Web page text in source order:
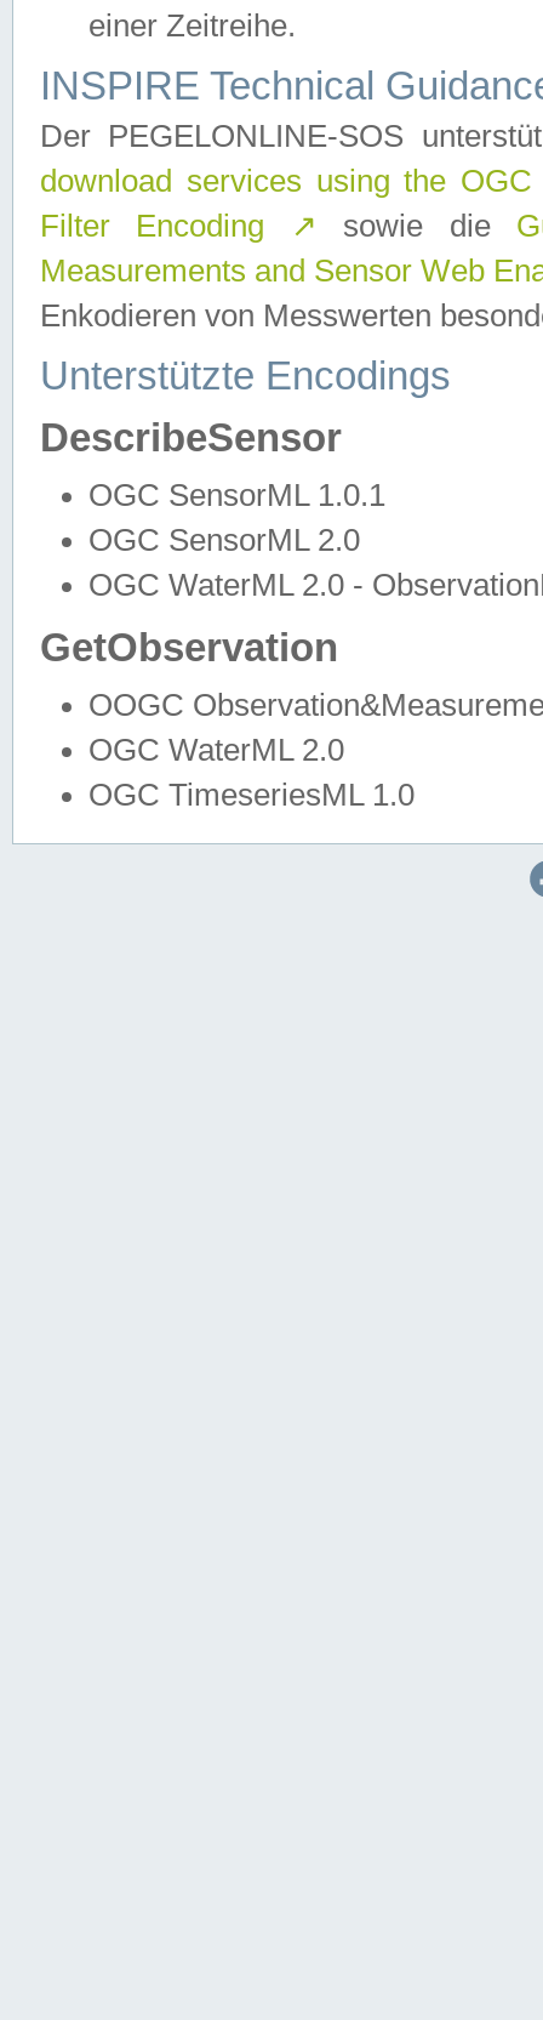
einer Zeitreihe.
INSPIRE Technical
Der PEGELONLINE-SOS
download services using the
Filter Encoding
↗ sowie die
Measurements and Sensor Web
Enkodieren von Messwerten
Unterstützte Encodings
DescribeSensor
OGC SensorML 1.0.1
OGC SensorML 2.0
OGC WaterML 2.0 -
GetObservation
OOGC
OGC WaterML 2.0
OGC TimeseriesML 1.0